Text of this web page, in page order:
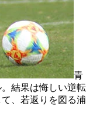
青
結果は悔しい逆転
、若返りを図る浦